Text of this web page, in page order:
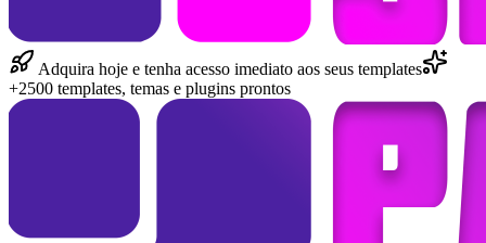
Adquira hoje e tenha acesso imediato aos seus templates
+2500 templates, temas e plugins prontos